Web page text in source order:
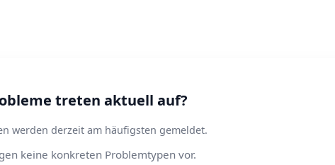
treten aktuell auf?
werden derzeit am häufigsten gemeldet.
keine konkreten Problemtypen vor.